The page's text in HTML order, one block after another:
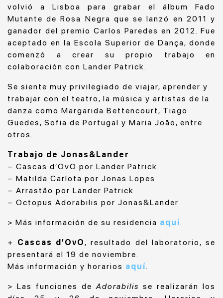
volvió a Lisboa para grabar el álbum Fado
Mutante de Rosa Negra que se lanzó en 2011 y
ganador del premio Carlos Paredes en 2012. Fue
aceptado en la Escola Superior de Dança, donde
comenzó a crear su propio trabajo en
colaboración con Lander Patrick.
Se siente muy privilegiado de viajar, aprender y
trabajar con el teatro, la música y artistas de la
danza como Margarida Bettencourt, Tiago
Guedes, Sofia de Portugal y Maria João, entre
otros.
Trabajo de Jonas&Lander
– Cascas d’OvO por Lander Patrick
– Matilda Carlota por Jonas Lopes
– Arrastão por Lander Patrick
– Octopus Adorabilis por Jonas&Lander
> Más información de su residencia aquí.
+ Cascas d’OvO, resultado del laboratorio, se
presentará el 19 de noviembre.
Más información y horarios aquí.
> Las funciones deAdorabilis se realizarán los